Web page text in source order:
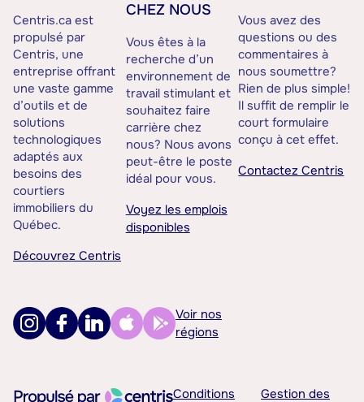
Centris.ca est
propulsé par
Centris, une
entreprise offrant
une vaste gamme
d’outils et de
solutions
technologiques
adaptés aux
besoins des
courtiers
immobiliers du
Québec.
Découvrez Centris
CHEZ NOUS
Vous êtes à la
recherche d’un
environnement de
travail stimulant et
souhaitez faire
carrière chez
nous? Nous avons
peut-être le poste
idéal pour vous.
Voyez les emplois
disponibles
Vous avez des
questions ou des
commentaires à
nous soumettre?
Rien de plus simple!
Il suffit de remplir le
court formulaire
conçu à cet effet.
Contactez Centris
Voir nos
régions
Conditions Gestion des